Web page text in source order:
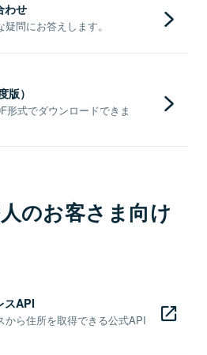
わせ
問にお答えします。
版）
形式でダウンロードできま
のお客さま向け
スAPI
ら住所を取得できる公式API